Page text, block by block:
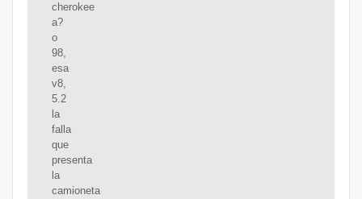
cherokee
a?
o
98,
esa
v8,
5.2
la
falla
que
presenta
la
camioneta